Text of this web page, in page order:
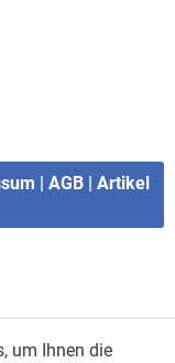
AGB Artikel
um Ihnen die